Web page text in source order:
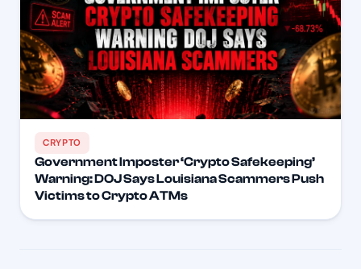
CRYPTO
Government Imposter ‘Crypto Safekeeping’
Warning: DOJ Says Louisiana Scammers Push
Victims to Crypto ATMs